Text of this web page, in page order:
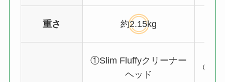
重さ 約2.15kg
①Slim Fluffyクリーナー
ヘッド